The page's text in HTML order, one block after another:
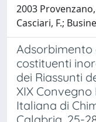
2003
Casciari, F.;
Adsorbimento
costituenti
dei Riassunti
XIX
Italiana di